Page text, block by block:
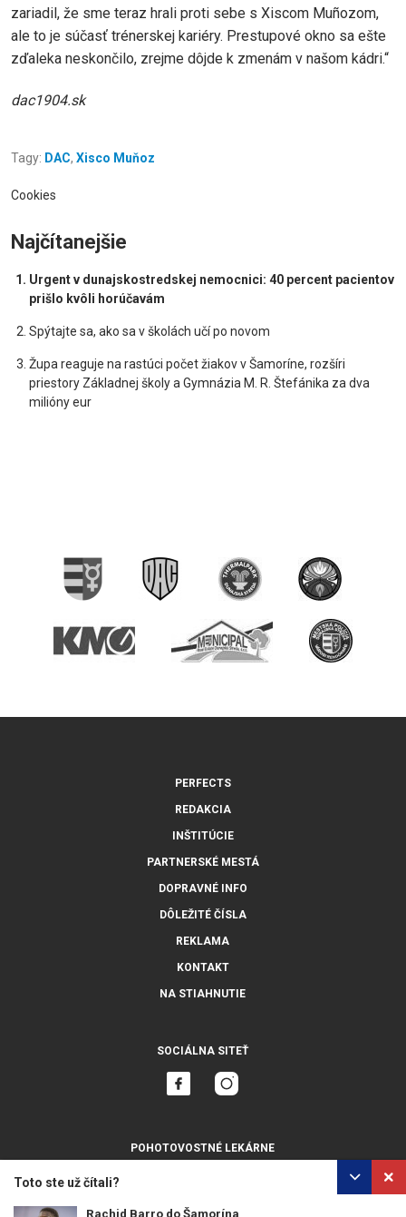
zariadil, že sme teraz hrali proti sebe s Xiscom Muñozom,
ale to je súčasť trénerskej kariéry. Prestupové okno sa ešte
zďaleka neskončilo, zrejme dôjde k zmenám v našom kádri.“
dac1904.sk
Toto ste už čítali?
Rachid Barro do Šamorína
Tagy: DAC, Xisco Muňoz
Cookies
Najčítanejšie
Urgent v dunajskostredskej nemocnici: 40 percent pacientov
prišlo kvôli horúčavám
Spýtajte sa, ako sa v školách učí po novom
Župa reaguje na rastúci počet žiakov v Šamoríne, rozšíri
priestory Základnej školy a Gymnázia M. R. Štefánika za dva
milióny eur
PERFECTS
REDAKCIA
INŠTITÚCIE
PARTNERSKÉ MESTÁ
DOPRAVNÉ INFO
DÔLEŽITÉ ČÍSLA
REKLAMA
KONTAKT
NA STIAHNUTIE
SOCIÁLNA SITEŤ
POHOTOVOSTNÉ LEKÁRNE